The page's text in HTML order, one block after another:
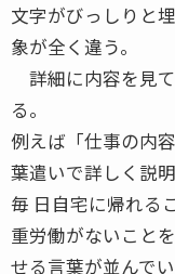
文字がびっしりと
象が全く違う。
詳細に内容を見
る。
例えば「仕事の内
葉遣いで詳しく説明
毎 日自宅に帰れる
重労働がないこと
せる言葉が並んでい